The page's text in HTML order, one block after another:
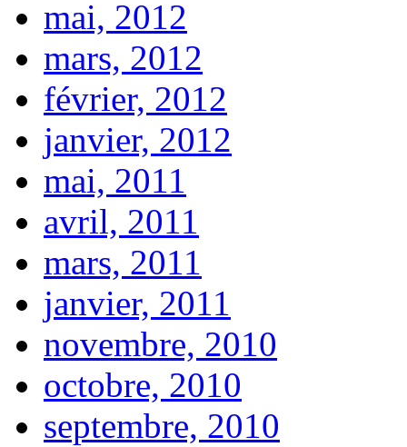
mai, 2012
mars, 2012
février, 2012
janvier, 2012
mai, 2011
avril, 2011
mars, 2011
janvier, 2011
novembre, 2010
octobre, 2010
septembre, 2010